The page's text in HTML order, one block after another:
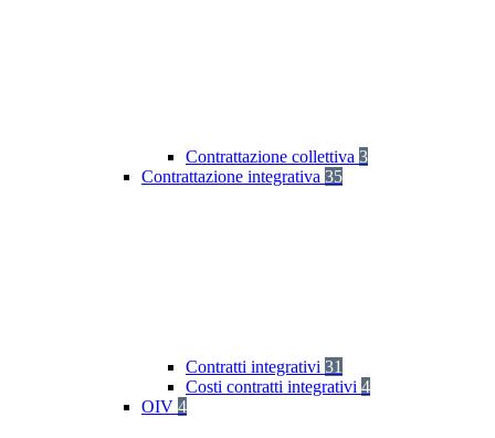
Contrattazione collettiva 3
Contrattazione integrativa 35
Contratti integrativi 31
Costi contratti integrativi 4
OIV 4